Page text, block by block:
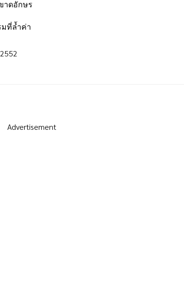
าดอักษร
มที่ล้ำค่า
Advertisement